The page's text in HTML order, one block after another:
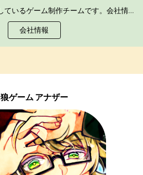
株式会社freepが運営しているゲーム制作チームです。会社情報や求人はこちら
会社情報
狼ゲーム アナザー